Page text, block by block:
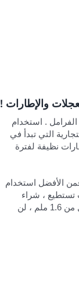
والإطارات !
. استخدام
التي تبدأ في
نظيفة لفترة
الأفضل استخدام
غير موثوق بها . إذا كنت تستطيع ، شراء
واحدة على الأقل في الشهر للتحقق من ضغط الهواء في الإطارات . نمط الإطارات أمر حيوي لضمان قبضة لا تنخفض . إذا كان حجمها أقل من 1.6 ملم ، لن